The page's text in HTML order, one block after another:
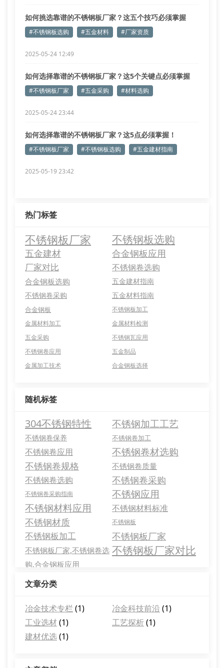
如何挑选靠谱的不锈钢板厂家？这五个技巧必须掌握
#不锈钢板选购 #五金材料 #厂家资质
2025-05-24 12:49
如何选择靠谱的不锈钢板厂家？这5个关键点必须掌握
#不锈钢板厂家 #五金采购 #材料选购
2025-05-24 23:44
如何选择靠谱的不锈钢板厂家？这5点必须掌握！
#不锈钢板厂家 #不锈钢板选购 #五金建材指南
2025-05-19 23:42
热门标签
不锈钢板厂家 不锈钢板选购
五金建材 合金钢板应用
厂家对比 不锈钢卷选购
合金钢板选购
五金建材指南
不锈钢卷采购
五金材料指南
合金钢板
不锈钢板加工
金属材料加工
金属材料检测
五金采购
不锈钢瓦应用
不锈钢卷应用
五金制品
金属加工技术
合金钢板选择
随机标签
304不锈钢特性 不锈钢加工工艺
不锈钢卷保养 不锈钢卷加工
不锈钢卷应用 不锈钢卷材选购
不锈钢卷规格 不锈钢卷质量
不锈钢卷选购 不锈钢卷采购
不锈钢卷采购指南
不锈钢应用
不锈钢材料应用
不锈钢材料标准
不锈钢材质 不锈钢板
不锈钢板加工 不锈钢板厂家
不锈钢板厂家,不锈钢卷选
购,合金钢板应用
不锈钢板厂家对比
文章分类
冶金技术专栏 (1) 冶金科技前沿 (1)
工业选材(1) 工艺探析(1)
建材优选(1)